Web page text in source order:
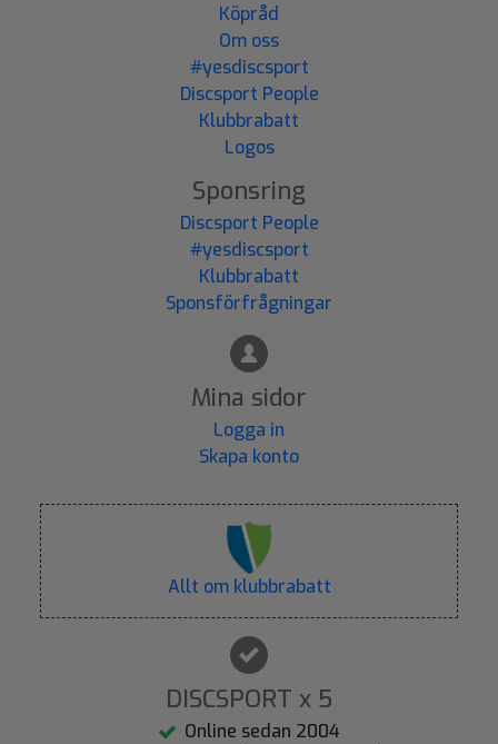
Köpråd
Om oss
#yesdiscsport
Discsport People
Klubbrabatt
Logos
Sponsring
Discsport People
#yesdiscsport
Klubbrabatt
Sponsförfrågningar
Mina sidor
Logga in
Skapa konto
Allt om klubbrabatt
DISCSPORT x 5
Online sedan 2004